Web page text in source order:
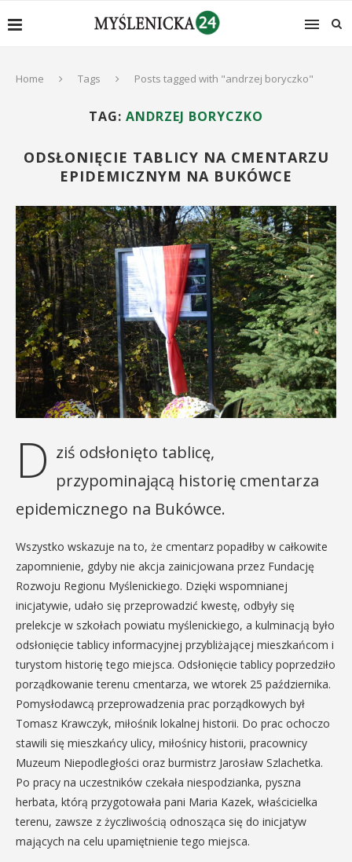
Home Tags Posts tagged with "andrzej boryczko"
TAG: ANDRZEJ BORYCZKO
ODSŁONIĘCIE TABLICY NA CMENTARZU
EPIDEMICZNYM NA BUKÓWCE
D ziś odsłonięto tablicę,
przypominającą historię cmentarza
epidemicznego na Bukówce.
Wszystko wskazuje na to, że cmentarz popadłby w całkowite
zapomnienie, gdyby nie akcja zainicjowana przez Fundację
Rozwoju Regionu Myślenickiego. Dzięki wspomnianej
inicjatywie, udało się przeprowadzić kwestę, odbyły się
prelekcje w szkołach powiatu myślenickiego, a kulminacją było
odsłonięcie tablicy informacyjnej przybliżającej mieszkańcom i
turystom historię tego miejsca. Odsłonięcie tablicy poprzedziło
porządkowanie terenu cmentarza, we wtorek 25 października.
Pomysłodawcą przeprowadzenia prac porządkowych był
Tomasz Krawczyk, miłośnik lokalnej historii. Do prac ochoczo
stawili się mieszkańcy ulicy, miłośnicy historii, pracownicy
Muzeum Niepodległości oraz burmistrz Jarosław Szlachetka.
Po pracy na uczestników czekała niespodzianka, pyszna
herbata, którą przygotowała pani Maria Kazek, właścicielka
terenu, zawsze z życzliwością odnosząca się do inicjatyw
mających na celu upamiętnienie tego miejsca.